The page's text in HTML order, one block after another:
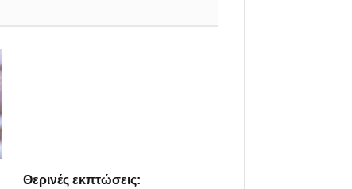
Θερινές εκπτώσεις: